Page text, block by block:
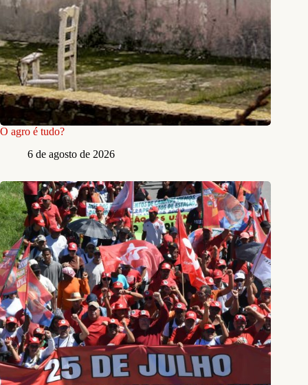
O agro é tudo?
6 de agosto de 2026